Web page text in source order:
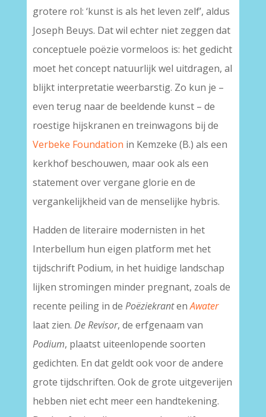
grotere rol: ‘kunst is als het leven zelf’, aldus
Joseph Beuys. Dat wil echter niet zeggen dat
conceptuele poëzie vormeloos is: het gedicht
moet het concept natuurlijk wel uitdragen, al
blijkt interpretatie weerbarstig. Zo kun je –
even terug naar de beeldende kunst – de
roestige hijskranen en treinwagons bij de
Verbeke Foundation in Kemzeke (B.) als een
kerkhof beschouwen, maar ook als een
statement over vergane glorie en de
vergankelijkheid van de menselijke hybris.
Hadden de literaire modernisten in het
Interbellum hun eigen platform met het
tijdschrift Podium, in het huidige landschap
lijken stromingen minder pregnant, zoals de
recente peiling in de PoëziekrantenAwater
laat zien. De Revisor, de erfgenaam van
Podium, plaatst uiteenlopende soorten
gedichten. En dat geldt ook voor de andere
grote tijdschriften. Ook de grote uitgeverijen
hebben niet echt meer een handtekening.